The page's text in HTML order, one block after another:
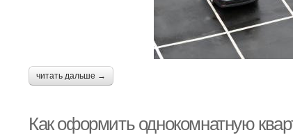
читать дальше →
Как оформить однокомнатную